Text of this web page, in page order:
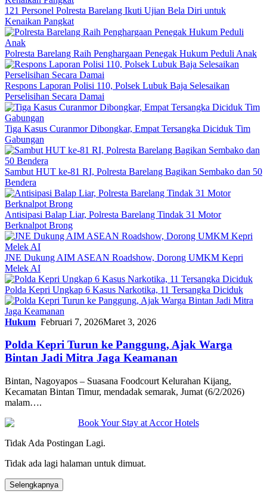
121 Personel Polresta Barelang Ikuti Ujian Bela Diri untuk
Kenaikan Pangkat
Polresta Barelang Raih Penghargaan Penegak Hukum Peduli Anak
Respons Laporan Polisi 110, Polsek Lubuk Baja Selesaikan
Perselisihan Secara Damai
Tiga Kasus Curanmor Dibongkar, Empat Tersangka Diciduk Tim
Gabungan
Sambut HUT ke-81 RI, Polresta Barelang Bagikan Sembako dan 50
Bendera
Antisipasi Balap Liar, Polresta Barelang Tindak 31 Motor
Berknalpot Brong
JNE Dukung AIM ASEAN Roadshow, Dorong UMKM Kepri
Melek AI
Polda Kepri Ungkap 6 Kasus Narkotika, 11 Tersangka Diciduk
Hukum Februari 7, 2026Maret 3, 2026
Polda Kepri Turun ke Panggung, Ajak Warga
Bintan Jadi Mitra Jaga Keamanan
Bintan, Nagoyapos – Suasana Foodcourt Kelurahan Kijang,
Kecamatan Bintan Timur, mendadak semarak, Jumat (6/2/2026)
malam….
Tidak Ada Postingan Lagi.
Tidak ada lagi halaman untuk dimuat.
Selengkapnya